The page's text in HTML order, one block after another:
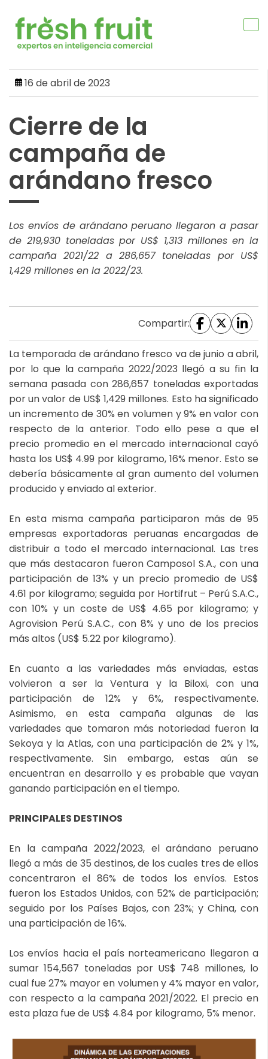
content
16 de abril de 2023
Cierre de la
campaña de
arándano fresco
Los envíos de arándano peruano llegaron a pasar
de 219,930 toneladas por US$ 1,313 millones en la
campaña 2021/22 a 286,657 toneladas por US$
1,429 millones en la 2022/23.
Compartir:
La temporada de arándano fresco va de junio a abril,
por lo que la campaña 2022/2023 llegó a su fin la
semana pasada con 286,657 toneladas exportadas
por un valor de US$ 1,429 millones. Esto ha significado
un incremento de 30% en volumen y 9% en valor con
respecto de la anterior. Todo ello pese a que el
precio promedio en el mercado internacional cayó
hasta los US$ 4.99 por kilogramo, 16% menor. Esto se
debería básicamente al gran aumento del volumen
producido y enviado al exterior.
En esta misma campaña participaron más de 95
empresas exportadoras peruanas encargadas de
distribuir a todo el mercado internacional. Las tres
que más destacaron fueron Camposol S.A., con una
participación de 13% y un precio promedio de US$
4.61 por kilogramo; seguida por Hortifrut – Perú S.A.C.,
con 10% y un coste de US$ 4.65 por kilogramo; y
Agrovision Perú S.A.C., con 8% y uno de los precios
más altos (US$ 5.22 por kilogramo).
En cuanto a las variedades más enviadas, estas
volvieron a ser la Ventura y la Biloxi, con una
participación de 12% y 6%, respectivamente.
Asimismo, en esta campaña algunas de las
variedades que tomaron más notoriedad fueron la
Sekoya y la Atlas, con una participación de 2% y 1%,
respectivamente. Sin embargo, estas aún se
encuentran en desarrollo y es probable que vayan
ganando participación en el tiempo.
PRINCIPALES DESTINOS
En la campaña 2022/2023, el arándano peruano
llegó a más de 35 destinos, de los cuales tres de ellos
concentraron el 86% de todos los envíos. Estos
fueron los Estados Unidos, con 52% de participación;
seguido por los Países Bajos, con 23%; y China, con
una participación de 16%.
Los envíos hacia el país norteamericano llegaron a
sumar 154,567 toneladas por US$ 748 millones, lo
cual fue 27% mayor en volumen y 4% mayor en valor,
con respecto a la campaña 2021/2022. El precio en
esta plaza fue de US$ 4.84 por kilogramo, 5% menor.